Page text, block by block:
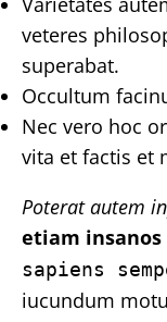
veteres
superabat.
Occultum
Nec vero hoc
vita et factis et
Poterat autem
etiam insanos
sapiens
iucundum